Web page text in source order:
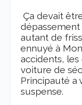
Ça devait
dépassement
autant de
ennuyé à
accidents,
voiture de
Principauté a
suspense.